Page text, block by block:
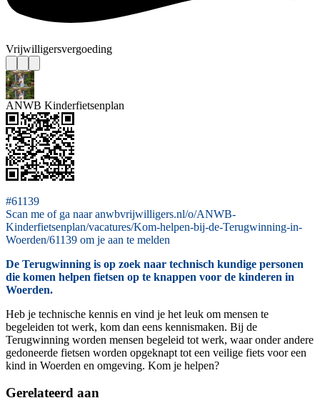
Vrijwilligersvergoeding
ANWB Kinderfietsenplan
#61139
Scan me of ga naar anwbvrijwilligers.nl/o/ANWB-
Kinderfietsenplan/vacatures/Kom-helpen-bij-de-Terugwinning-in-
Woerden/61139 om je aan te melden
De Terugwinning is op zoek naar technisch kundige personen
die komen helpen fietsen op te knappen voor de kinderen in
Woerden.
Heb je technische kennis en vind je het leuk om mensen te
begeleiden tot werk, kom dan eens kennismaken. Bij de
Terugwinning worden mensen begeleid tot werk, waar onder andere
gedoneerde fietsen worden opgeknapt tot een veilige fiets voor een
kind in Woerden en omgeving. Kom je helpen?
Gerelateerd aan